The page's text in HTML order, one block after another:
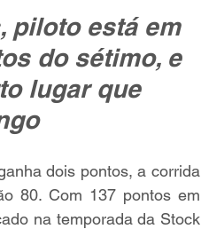
piloto está em
do sétimo, e
lugar que
dois pontos, a corrida
80. Com 137 pontos em
na temporada da Stock